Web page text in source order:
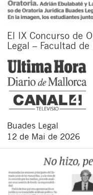
El IX Concurso de
Legal – Facultad
Buades Legal
12 de Mai de 2026